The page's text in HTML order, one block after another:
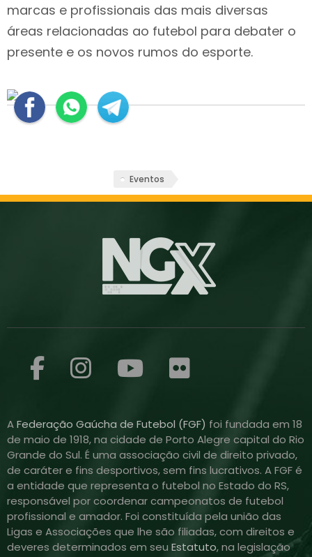
marcas e profissionais das mais diversas
áreas relacionadas ao futebol para debater o
presente e os novos rumos do esporte.
Eventos
AFederação Gaúcha de Futebol (FGF) foi fundada em 18
de maio de 1918, na cidade de Porto Alegre capital do Rio
Grande do Sul. É uma associação civil de direito privado,
de caráter e fins desportivos, sem fins lucrativos. A FGF é
a entidade que representa o futebol no Estado do RS,
responsável por coordenar campeonatos de futebol
profissional e amador. Foi constituída pela união das
Ligas e Associações que lhe são filiadas, com direitos e
deveres determinados em seu Estatuto, na legislação